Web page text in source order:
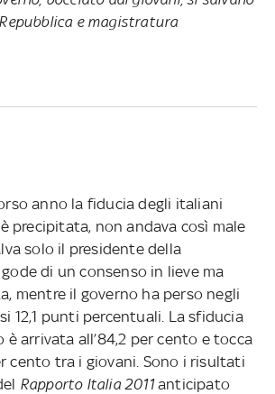
e magistratura
anno la fiducia degli italiani
precipitata, non andava così male
solo il presidente della
di un consenso in lieve ma
mentre il governo ha perso negli
12,1 punti percentuali. La sfiducia
è arrivata all’84,2 per cento e tocca
cento tra i giovani. Sono i risultati
Rapporto Italia 2011anticipato